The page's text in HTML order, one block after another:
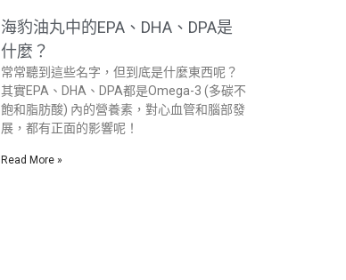
海豹油丸中的EPA、DHA、DPA是
什麼？
常常聽到這些名字，但到底是什麼東西呢？
其實EPA、DHA、DPA都是Omega-3 (多碳不
飽和脂肪酸) 內的營養素，對心血管和腦部發
展，都有正面的影響呢！
Read More »